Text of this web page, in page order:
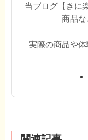
当ブログ【きに
商品な
実際の商品や